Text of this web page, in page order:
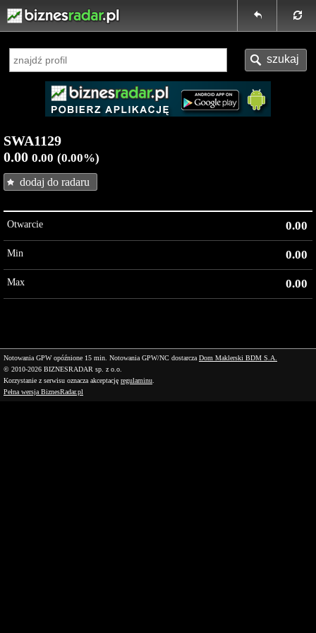
SWA1129
0.00 0.00 (0.00%)
dodaj do radaru
Otwarcie 0.00
Min 0.00
Max 0.00
Notowania GPW opóźnione 15 min. Notowania GPW/NC dostarcza Dom Maklerski BDM S.A.
© 2010-2026 BIZNESRADAR sp. z o.o.
Korzystanie z serwisu oznacza akceptację regulaminu
Pełna wersja BiznesRadar.pl